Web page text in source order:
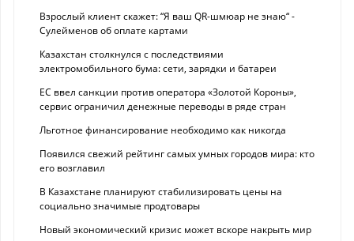
Взрослый клиент скажет: “Я ваш QR-шмюар не знаю“ -
Сулейменов об оплате картами
Казахстан столкнулся с последствиями
электромобильного бума: сети, зарядки и батареи
ЕС ввел санкции против оператора «Золотой Короны»,
сервис ограничил денежные переводы в ряде стран
Льготное финансирование необходимо как никогда
Появился свежий рейтинг самых умных городов мира: кто
его возглавил
В Казахстане планируют стабилизировать цены на
социально значимые продтовары
Новый экономический кризис может вскоре накрыть мир